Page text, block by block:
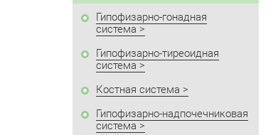
Гипофизарно-гонадная
система
Гипофизарно-тиреоидная
система
Костная система
Гипофизарно-надпочечниковая
система